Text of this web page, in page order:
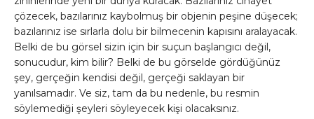
çözecek, bazılarınız kaybolmuş bir objenin peşine düşecek;
bazılarınız ise sırlarla dolu bir bilmecenin kapısını aralayacak.
Belki de bu görsel sizin için bir suçun başlangıcı değil,
sonucudur, kim bilir? Belki de bu görselde gördüğünüz
şey, gerçeğin kendisi değil, gerçeği saklayan bir
yanılsamadır. Ve siz, tam da bu nedenle, bu resmin
söylemediği şeyleri söyleyecek kişi olacaksınız.